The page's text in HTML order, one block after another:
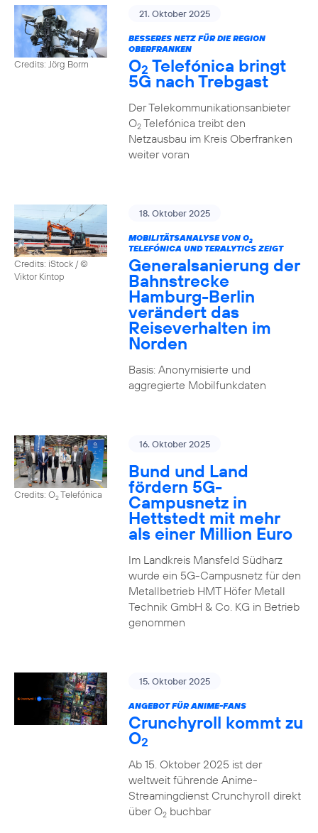
Credits: Jörg Borm
21. Oktober 2025
BESSERES NETZ FÜR DIE REGION
OBERFRANKEN
O2 Telefónica bringt
5G nach Trebgast
Der Telekommunikationsanbieter
O2Telefónica treibt den
Netzausbau im Kreis Oberfranken
weiter voran
Credits: iStock / ©
Viktor Kintop
18. Oktober 2025
MOBILITÄTSANALYSE VON O2
TELEFÓNICA UND TERALYTICS ZEIGT
Generalsanierung der
Bahnstrecke
Hamburg-Berlin
verändert das
Reiseverhalten im
Norden
Basis: Anonymisierte und
aggregierte Mobilfunkdaten
Credits: O2Telefónica
16. Oktober 2025
Bund und Land
fördern 5G-
Campusnetz in
Hettstedt mit mehr
als einer Million Euro
Im Landkreis Mansfeld Südharz
wurde ein 5G-Campusnetz für den
Metallbetrieb HMT Höfer Metall
Technik GmbH & Co. KG in Betrieb
genommen
15. Oktober 2025
ANGEBOT FÜR ANIME-FANS
Crunchyroll kommt zu
O2
Ab 15. Oktober 2025 ist der
weltweit führende Anime-
Streamingdienst Crunchyroll direkt
über O2buchbar